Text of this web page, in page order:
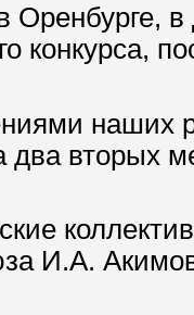
Оренбурге,
наших
два вторых
И.А.